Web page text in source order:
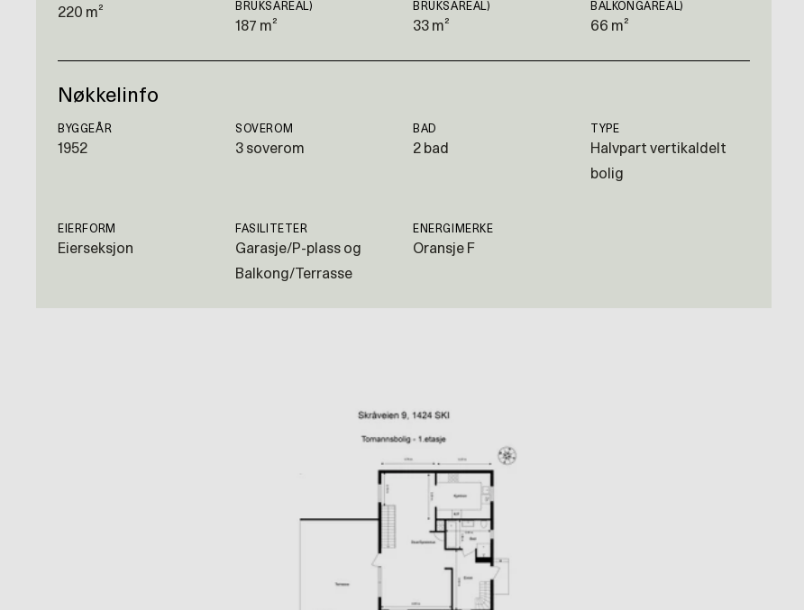
220 m²
BRUKSAREAL)
187 m²
BRUKSAREAL)
33 m²
BALKONGAREAL)
66 m²
Nøkkelinfo
BYGGEÅR
1952
SOVEROM
3 soverom
BAD
2 bad
TYPE
Halvpart vertikaldelt
bolig
EIERFORM
Eierseksjon
FASILITETER
Garasje/P-plass og
Balkong/Terrasse
ENERGIMERKE
Oransje F